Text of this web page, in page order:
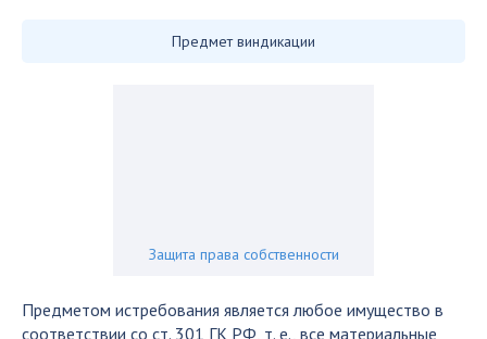
Предмет виндикации
Защита права собственности
Предметом истребования является любое имущество в
соответствии со ст. 301 ГК РФ, т. е., все материальные